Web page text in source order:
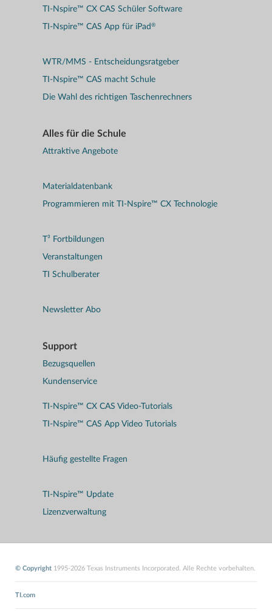
TI-Nspire™ CX CAS Schüler Software
TI-Nspire™ CAS App für iPad ®
WTR/MMS - Entscheidungsratgeber
TI-Nspire™ CAS macht Schule
Die Wahl des richtigen Taschenrechners
Alles für die Schule
Attraktive Angebote
Materialdatenbank
Programmieren mit TI-Nspire™ CX Technologie
T³ Fortbildungen
Veranstaltungen
TI Schulberater
Newsletter Abo
Support
Bezugsquellen
Kundenservice
TI-Nspire™ CX CAS Video-Tutorials
TI-Nspire™ CAS App Video Tutorials
Häufig gestellte Fragen
TI-Nspire™ Update
Lizenzverwaltung
© Copyright 1995-2026 Texas Instruments Incorporated. Alle Rechte vorbehalten.
TI.com